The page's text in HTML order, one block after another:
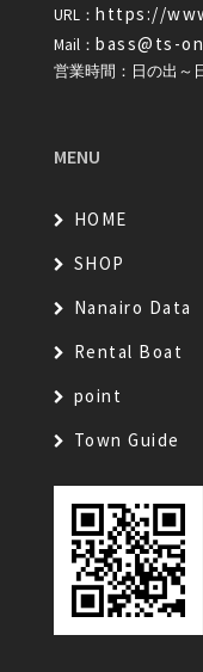
URL： https://
Mail： bass@ts-
営業時間：日の出～
MENU
HOME
SHOP
Nanairo Data
Rental Boat
point
Town Guide